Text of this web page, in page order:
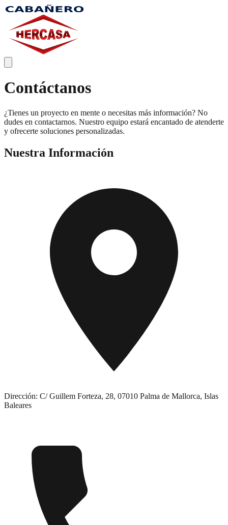
Contáctanos
¿Tienes un proyecto en mente o necesitas más información? No
dudes en contactarnos. Nuestro equipo estará encantado de atenderte
y ofrecerte soluciones personalizadas.
Nuestra Información
Dirección: C/ Guillem Forteza, 28, 07010 Palma de Mallorca, Islas
Baleares